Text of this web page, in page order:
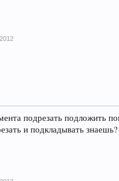
подрезать подложить
и подкладывать